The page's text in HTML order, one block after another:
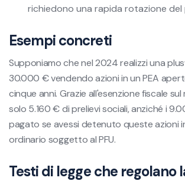
richiedono una rapida rotazione
Esempi concreti
Supponiamo che nel 2024 realizzi una
30.000 € vendendo azioni in un PEA
cinque anni. Grazie all'esenzione fiscale
solo 5.160 € di prelievi sociali, anziché i
pagato se avessi detenuto queste azioni
ordinario soggetto al PFU.
Testi di legge che regolano